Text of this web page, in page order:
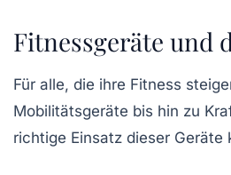
Fitnessgeräte und
Für alle, die ihre Fitness
Mobilitätsgeräte bis hin zu
richtige Einsatz dieser